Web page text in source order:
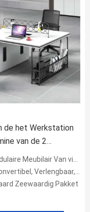
de het Werkstation
van de 2
de
van de het Werkstationcomputer van de Bureauverdeling
Verlengbaar, het Draaien
Zeewaardig Pakket